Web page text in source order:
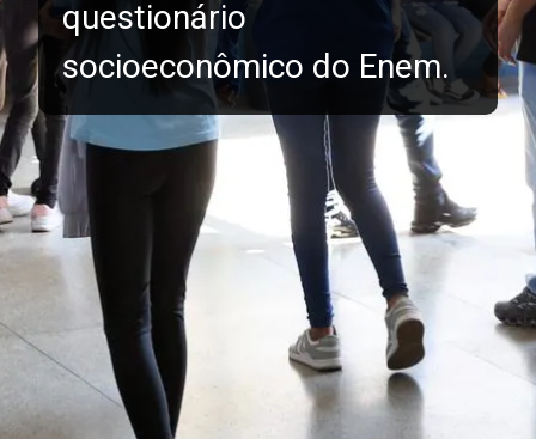
questionário
socioeconômico do Enem.